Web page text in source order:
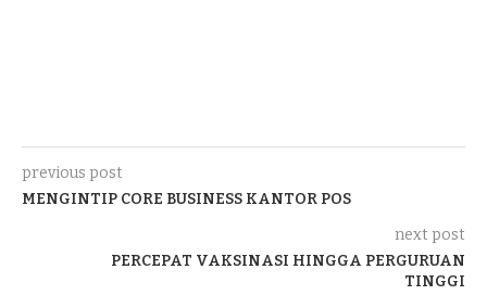
previous post
MENGINTIP CORE BUSINESS KANTOR POS
next post
PERCEPAT VAKSINASI HINGGA PERGURUAN
TINGGI